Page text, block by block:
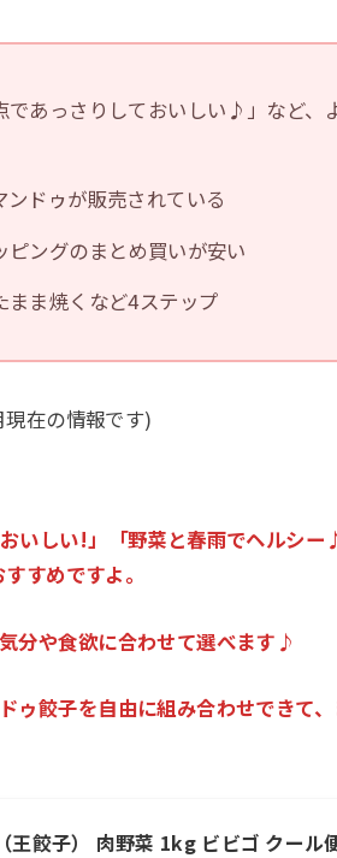
あっさりしておいしい♪」など、
ドゥが販売されている
ングのまとめ買いが安い
まま焼くなど4ステップ
在の情報です)
いしい!」「野菜と春雨でヘルシ
すめですよ。
分や食欲に合わせて選べます♪
ゥ餃子を自由に組み合わせできて
王餃子） 肉野菜 1kg ビビゴ クール